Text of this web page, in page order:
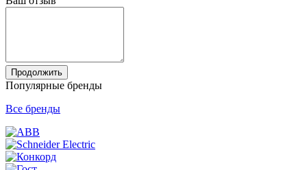
Продолжить
Популярные бренды
Все бренды